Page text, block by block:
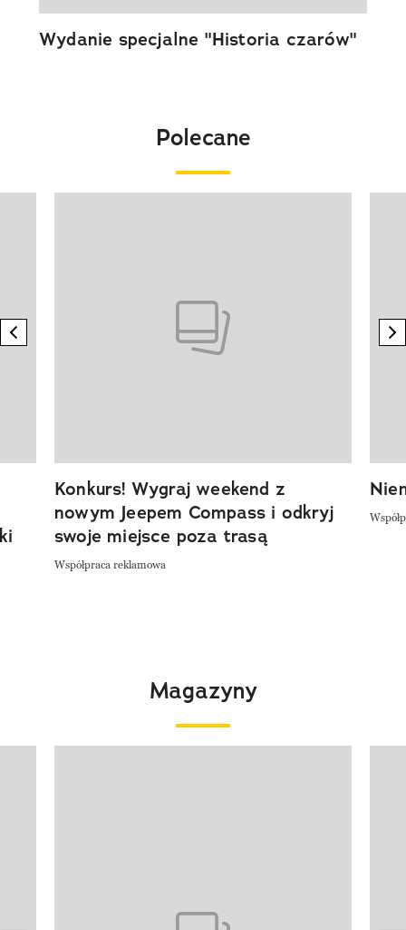
Wydanie specjalne "Historia czarów"
Polecane
previous element
Konkurs! Wygraj weekend z
nowym Jeepem Compass i odkryj
swoje miejsce poza trasą
Współpraca reklamowa
Magazyny